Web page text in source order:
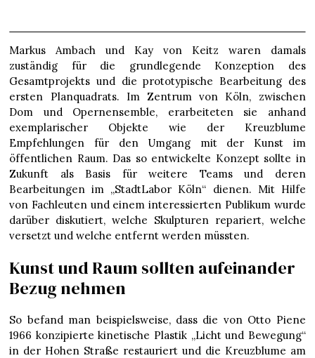
Markus Ambach und Kay von Keitz waren damals
zuständig für die grundlegende Konzeption des
Gesamtprojekts und die prototypische Bearbeitung des
ersten Planquadrats. Im Zentrum von Köln, zwischen
Dom und Opernensemble, erarbeiteten sie anhand
exemplarischer Objekte wie der Kreuzblume
Empfehlungen für den Umgang mit der Kunst im
öffentlichen Raum. Das so entwickelte Konzept sollte in
Zukunft als Basis für weitere Teams und deren
Bearbeitungen im „StadtLabor Köln“ dienen. Mit Hilfe
von Fachleuten und einem interessierten Publikum wurde
darüber diskutiert, welche Skulpturen repariert, welche
versetzt und welche entfernt werden müssten.
Kunst und Raum sollten aufeinander
Bezug nehmen
So befand man beispielsweise, dass die von Otto Piene
1966 konzipierte kinetische Plastik „Licht und Bewegung“
in der Hohen Straße restauriert und die Kreuzblume am